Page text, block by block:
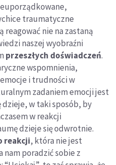
traumatyczne
reagować nie na zastaną
naszej wyobraźni
przeszłych doświadczeń.
wspomnienia,
i trudności w
zadaniem emocji jest
dzieje, w taki sposób, by
w reakcji
dzieje się odwrotnie.
reakcji, która nie jest
nam poradzić sobie z